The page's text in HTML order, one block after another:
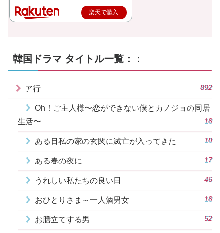
楽天で購入
韓国ドラマ タイトル一覧：：
ア行 892
Oh！ご主人様〜恋ができない僕とカノジョの同居
生活〜
18
ある日私の家の玄関に滅亡が入ってきた 18
ある春の夜に 17
うれしい私たちの良い日 46
おひとりさま～一人酒男女 18
お膳立てする男 52